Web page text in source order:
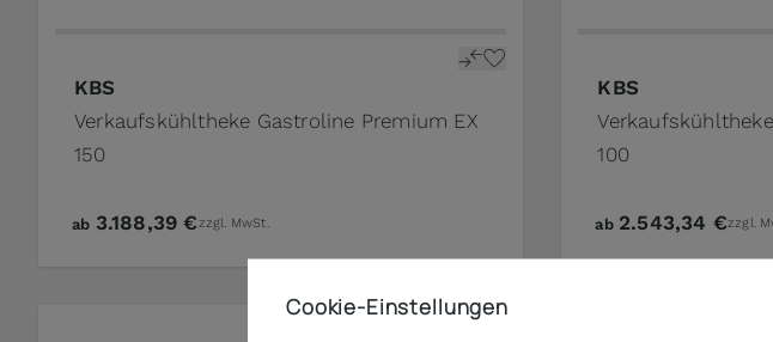
KBS
Verkaufskühltheke Gastroline Premium EX
150
ab 3.188,39 €zzgl. MwSt.
KBS
100
ab 2.543,34 €zzgl.
Cookie-Einstellungen